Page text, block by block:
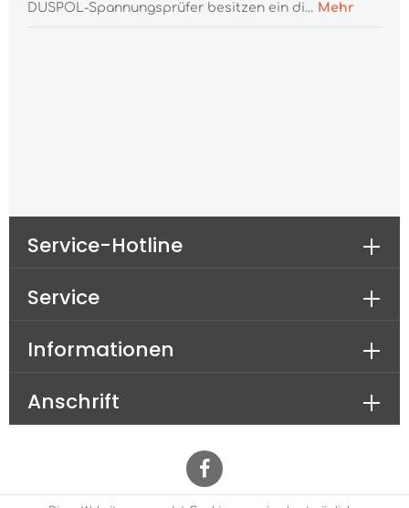
DUSPOL-Spannungsprüfer besitzen ein di… Mehr
Anschrift
Service-Hotline
Service
Informationen